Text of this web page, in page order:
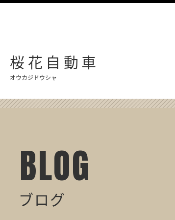
桜花自動車
オウカジドウシャ
BLOG
ブログ